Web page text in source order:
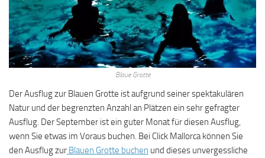
Blaue Grotte
Der Ausflug zur Blauen Grotte ist aufgrund seiner spektakulären
Natur und der begrenzten Anzahl an Plätzen ein sehr gefragter
Ausflug. Der September ist ein guter Monat für diesen Ausflug,
wenn Sie etwas im Voraus buchen. Bei Click Mallorca können Sie
den Ausflug zur Blauen Grotte buchen und dieses unvergessliche